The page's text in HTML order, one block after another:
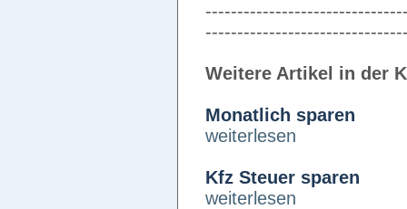
Weitere Artikel in der
Monatlich sparen
weiterlesen
Kfz Steuer sparen
weiterlesen